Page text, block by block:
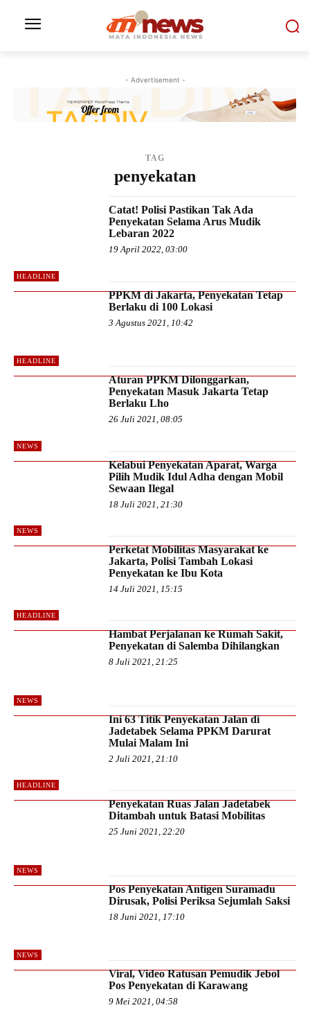
- Advertisement -
TAG
penyekatan
HEADLINE
Catat! Polisi Pastikan Tak Ada
Penyekatan Selama Arus Mudik
Lebaran 2022
19 April 2022, 03:00
HEADLINE
PPKM di Jakarta, Penyekatan Tetap
Berlaku di 100 Lokasi
3 Agustus 2021, 10:42
NEWS
Aturan PPKM Dilonggarkan,
Penyekatan Masuk Jakarta Tetap
Berlaku Lho
26 Juli 2021, 08:05
NEWS
Kelabui Penyekatan Aparat, Warga
Pilih Mudik Idul Adha dengan Mobil
Sewaan Ilegal
18 Juli 2021, 21:30
HEADLINE
Perketat Mobilitas Masyarakat ke
Jakarta, Polisi Tambah Lokasi
Penyekatan ke Ibu Kota
14 Juli 2021, 15:15
NEWS
Hambat Perjalanan ke Rumah Sakit,
Penyekatan di Salemba Dihilangkan
8 Juli 2021, 21:25
HEADLINE
Ini 63 Titik Penyekatan Jalan di
Jadetabek Selama PPKM Darurat
Mulai Malam Ini
2 Juli 2021, 21:10
NEWS
Penyekatan Ruas Jalan Jadetabek
Ditambah untuk Batasi Mobilitas
25 Juni 2021, 22:20
NEWS
Pos Penyekatan Antigen Suramadu
Dirusak, Polisi Periksa Sejumlah Saksi
18 Juni 2021, 17:10
Viral, Video Ratusan Pemudik Jebol
Pos Penyekatan di Karawang
9 Mei 2021, 04:58